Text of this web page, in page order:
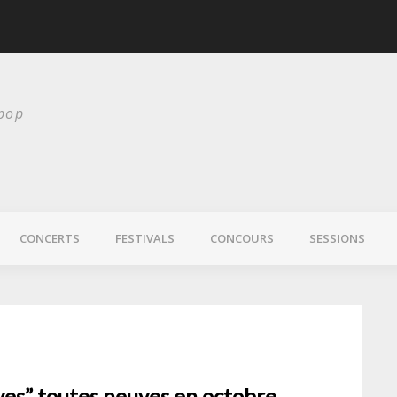
CONCERTS FESTIVALS CONCOURS SESSIONS